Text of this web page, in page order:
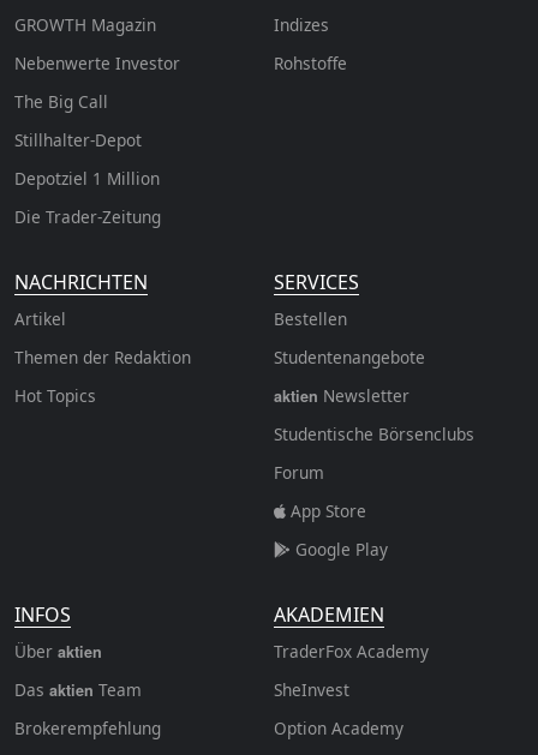
GROWTH Magazin
Nebenwerte Investor
The Big Call
Stillhalter-Depot
Depotziel 1 Million
Die Trader-Zeitung
Indizes
Rohstoffe
NACHRICHTEN
Artikel
Themen der Redaktion
Hot Topics
SERVICES
Bestellen
Studentenangebote
aktien Newsletter
Studentische Börsenclubs
Forum
App Store
Google Play
INFOS
Über aktien
Das aktien Team
Brokerempfehlung
AKADEMIEN
TraderFox Academy
SheInvest
Option Academy